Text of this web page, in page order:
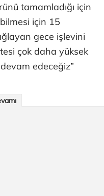
tamamladığı için
için 15
gece işlevini
çok daha yüksek
edeceğiz”